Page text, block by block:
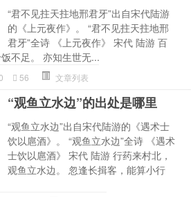
“君不见拄天拄地邢君牙”出自宋代陆游
的《上元夜作》。 “君不见拄天拄地邢
君牙”全诗 《上元夜作》 宋代 陆游 百
不足。 亦知生世无...
56 文章列表
“观鱼立水边”的出处是哪里
“观鱼立水边”出自宋代陆游的《遇术士
饮以扈酒》。 “观鱼立水边”全诗 《遇术
士饮以扈酒》 宋代 陆游 行药来村北，
观鱼立水边。 忽逢长揖客，能算小行